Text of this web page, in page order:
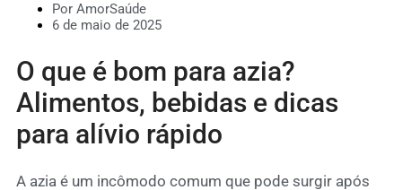
Por AmorSaúde
6 de maio de 2025
O que é bom para azia?
Alimentos, bebidas e dicas
para alívio rápido
A azia é um incômodo comum que pode surgir após